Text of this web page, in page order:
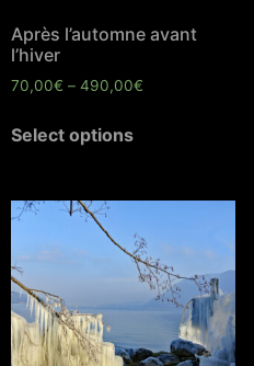
Après l’automne avant
l’hiver
70,00€ – 490,00€
Select options